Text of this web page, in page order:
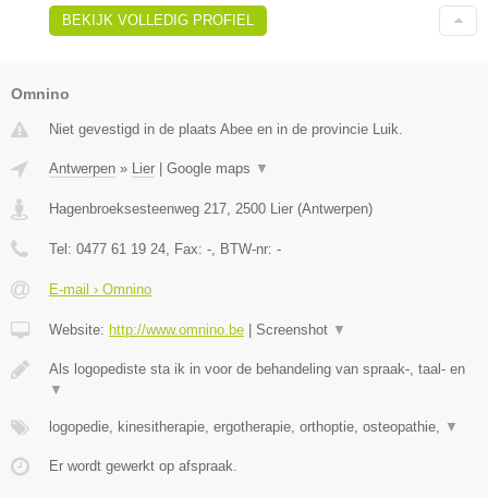
BEKIJK VOLLEDIG PROFIEL
Omnino
Niet gevestigd in de plaats Abee en in de provincie Luik.
Antwerpen » Lier Google maps ▼
Hagenbroeksesteenweg 217, 2500 Lier (Antwerpen)
Tel: 0477 61 19 24, Fax: -, BTW-nr: -
E-mail › Omnino
Website: http://www.omnino.be Screenshot ▼
Als logopediste sta ik in voor de behandeling van spraak-, taal- en
▼
logopedie, kinesitherapie, ergotherapie, orthoptie, osteopathie, ▼
Er wordt gewerkt op afspraak.